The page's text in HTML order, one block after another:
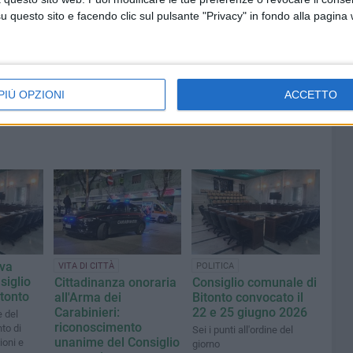
questo sito e facendo clic sul pulsante "Privacy" in fondo alla pagina
OPZIONI ACCETTO
del
di
e
VITA DI CITTÀ
Cittadinanza onoraria
all'Arma dei
Carabinieri:
riconoscimento
unanime del Consiglio
POLITICA
Consiglio comunale di
Bitonto convocato il
22 e 25 giugno 2026
Sei i punti all'ordine del
giorno